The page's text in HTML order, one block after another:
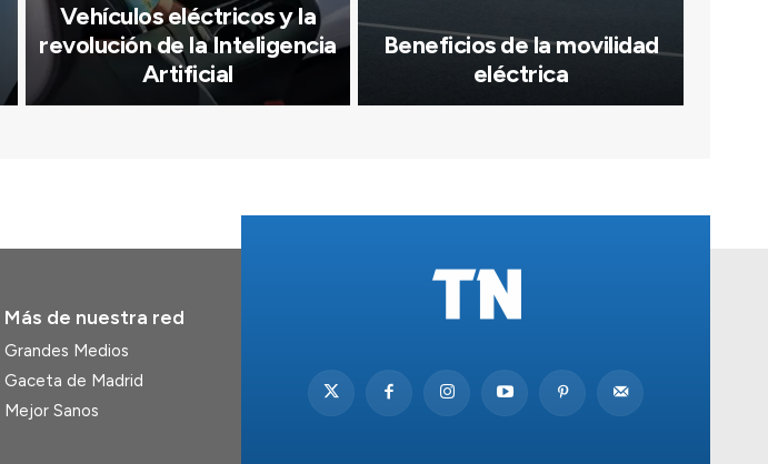
Vehículos eléctricos y la
revolución de la Inteligencia
Artificial
Beneficios de la movilidad
eléctrica
Más de nuestra red
Grandes Medios
Gaceta de Madrid
Mejor Sanos